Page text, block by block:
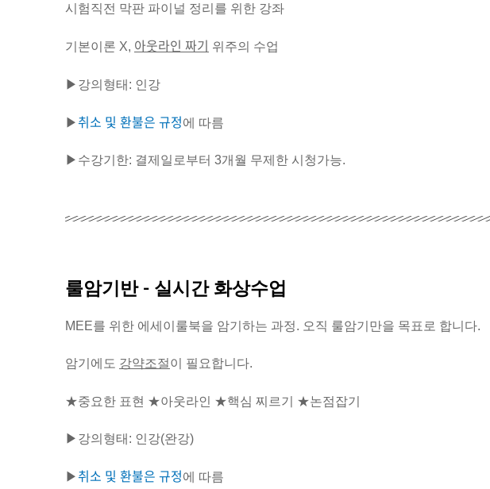
시험직전 막판 파이널 정리를 위한 강좌
기본이론 X, 아웃라인 짜기 위주의 수업
▶강의형태: 인강
▶취소 및 환불은 규정에 따름
▶수강기한: 결제일로부터 3개월 무제한 시청가능.
룰암기반 - 실시간 화상수업
MEE를 위한 에세이룰북을 암기하는 과정. 오직 룰암기만을 목표로 합니다.
암기에도 강약조절이 필요합니다.
★중요한 표현 ★아웃라인 ★핵심 찌르기 ★논점잡기
▶강의형태: 인강(완강)
▶취소 및 환불은 규정에 따름